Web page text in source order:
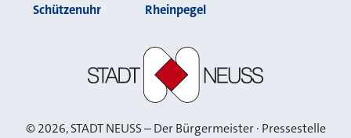
Schützenuhr Rheinpegel
©2026, STADT NEUSS – Der Bürgermeister · Pressestelle